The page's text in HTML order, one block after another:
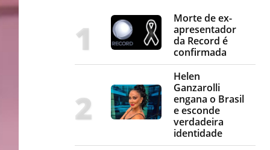
Morte de ex-
apresentador
da Record é
confirmada
Helen
Ganzarolli
engana o Brasil
e esconde
verdadeira
identidade